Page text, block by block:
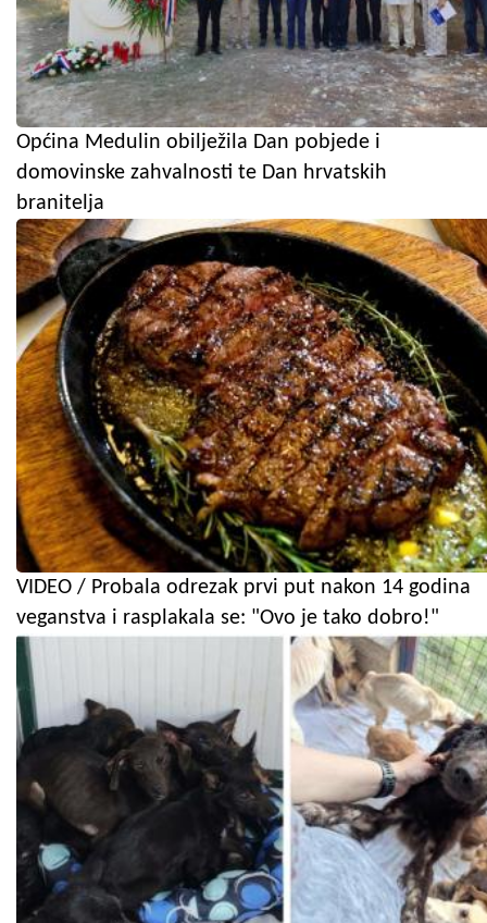
Općina Medulin obilježila Dan pobjede i
domovinske zahvalnosti te Dan hrvatskih
branitelja
VIDEO / Probala odrezak prvi put nakon 14 godina
veganstva i rasplakala se: "Ovo je tako dobro!"